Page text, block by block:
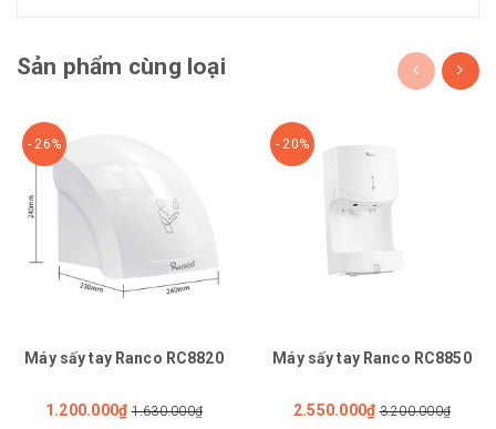
Sản phẩm cùng loại
- 26%
Máy sấy tay Ranco RC8820
1.200.000₫ 1.630.000₫
- 20%
Máy sấy tay Ranco RC8850
2.550.000₫ 3.200.000₫